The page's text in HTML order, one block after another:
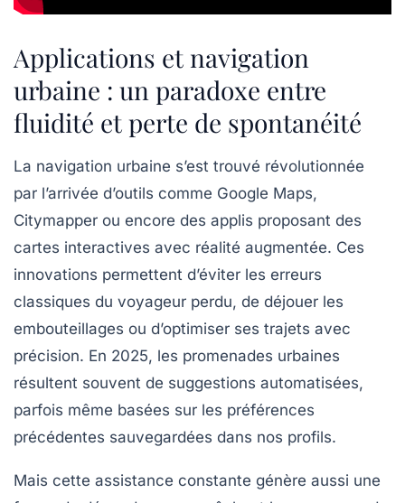
Applications et navigation
urbaine : un paradoxe entre
fluidité et perte de spontanéité
La navigation urbaine s’est trouvé révolutionnée
par l’arrivée d’outils comme Google Maps,
Citymapper ou encore des applis proposant des
cartes interactives avec réalité augmentée. Ces
innovations permettent d’éviter les erreurs
classiques du voyageur perdu, de déjouer les
embouteillages ou d’optimiser ses trajets avec
précision. En 2025, les promenades urbaines
résultent souvent de suggestions automatisées,
parfois même basées sur les préférences
précédentes sauvegardées dans nos profils.
Mais cette assistance constante génère aussi une